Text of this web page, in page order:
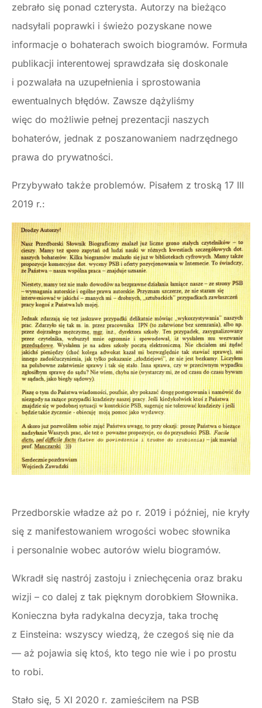
zebrało się ponad czterysta. Autorzy na bieżąco
nadsyłali poprawki i świeżo pozyskane nowe
informacje o bohaterach swoich biogramów. Formuła
publikacji interentowej sprawdzała się doskonale
i pozwalała na uzupełnienia i sprostowania
ewentualnych błędów. Zawsze dążyliśmy
więc do możliwie pełnej prezentacji naszych
bohaterów, jednak z poszanowaniem nadrzędnego
prawa do prywatności.
Przybywało także problemów. Pisałem z troską 17 III
2019 r.:
Przedborskie władze aż po r. 2019 i później, nie kryły
się z manifestowaniem wrogości wobec słownika
i personalnie wobec autorów wielu biogramów.
Wkradł się nastrój zastoju i zniechęcenia oraz braku
wizji – co dalej z tak pięknym dorobkiem Słownika.
Konieczna była radykalna decyzja, taka trochę
z Einsteina: wszyscy wiedzą, że czegoś się nie da
— aż pojawia się ktoś, kto tego nie wie i po prostu
to robi.
Stało się, 5 XI 2020 r. zamieściłem na PSB